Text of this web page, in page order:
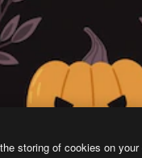
storing of cookies on